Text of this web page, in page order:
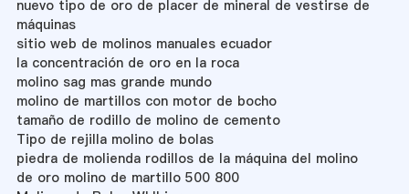
nuevo tipo de oro de placer de mineral de vestirse de
máquinas
sitio web de molinos manuales ecuador
la concentración de oro en la roca
molino sag mas grande mundo
molino de martillos con motor de bocho
tamaño de rodillo de molino de cemento
Tipo de rejilla molino de bolas
piedra de molienda rodillos de la máquina del molino
de oro molino de martillo 500 800